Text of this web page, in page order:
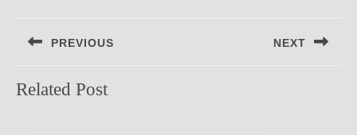
pos
PREVIOUS
post:
NEXT
Related Post